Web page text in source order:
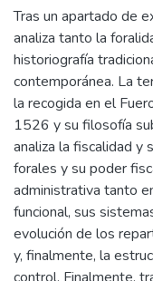
Tras un apartado de
analiza tanto la
historiografía
contemporánea. La
la recogida en el
1526 y su filosofía
analiza la fiscalidad y
forales y su poder
administrativa tanto
funcional, sus
evolución de los
y, finalmente, la